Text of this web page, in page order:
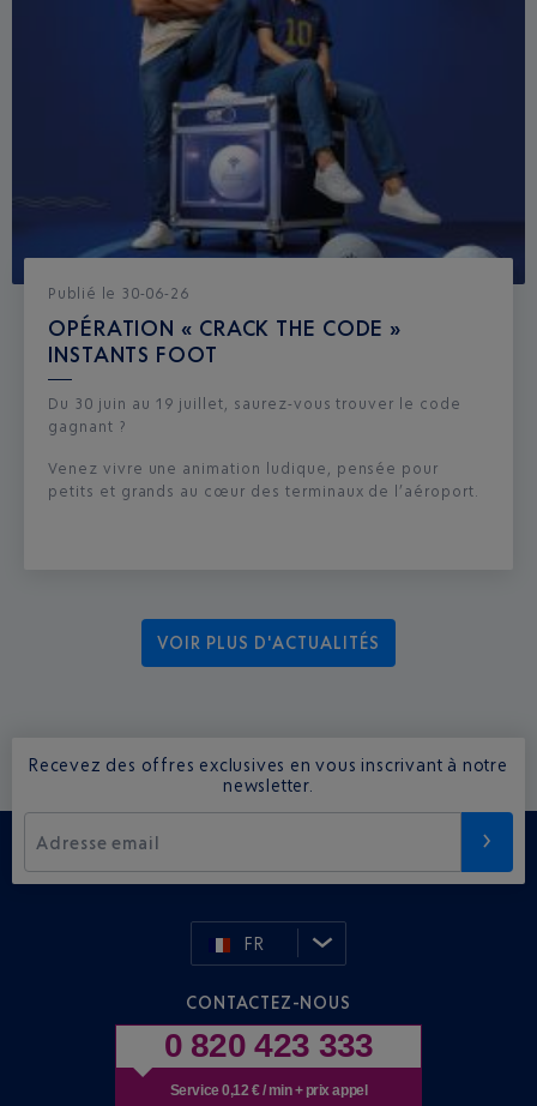
Publié le 30-06-26
OPÉRATION « CRACK THE CODE »
INSTANTS FOOT
Du 30 juin au 19 juillet, saurez-vous trouver le code
gagnant ?
Venez vivre une animation ludique, pensée pour
petits et grands au cœur des terminaux de l’aéroport.
VOIR PLUS D'ACTUALITÉS
Recevez des offres exclusives en vous inscrivant à notre
newsletter.
Adresse email
FR
CONTACTEZ-NOUS
0 820 423 333
Service 0,12 € / min + prix appel